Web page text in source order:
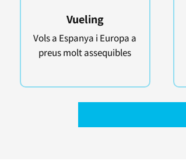
Vueling
Vols a Espanya i Europa a
preus molt assequibles